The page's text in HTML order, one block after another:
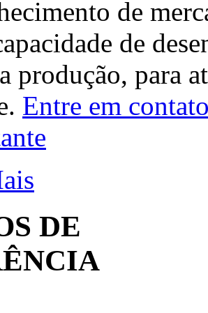
de
de
produção, para
Entre em
DE